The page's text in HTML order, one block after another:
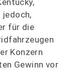
für die
Konzern
Gewinn vor